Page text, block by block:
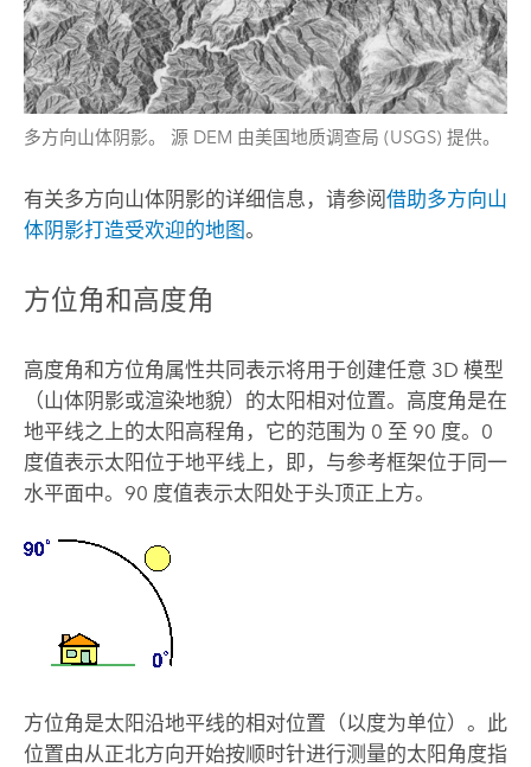
多方向山体阴影。 源 DEM 由美国地质调查局 (USGS) 提供。
有关多方向山体阴影的详细信息，请参阅借助多方向山
体阴影打造受欢迎的地图。
方位角和高度角
高度角和方位角属性共同表示将用于创建任意 3D 模型
（山体阴影或渲染地貌）的太阳相对位置。高度角是在
地平线之上的太阳高程角，它的范围为 0 至 90 度。0
度值表示太阳位于地平线上，即，与参考框架位于同一
水平面中。90 度值表示太阳处于头顶正上方。
方位角是太阳沿地平线的相对位置（以度为单位）。此
位置由从正北方向开始按顺时针进行测量的太阳角度指